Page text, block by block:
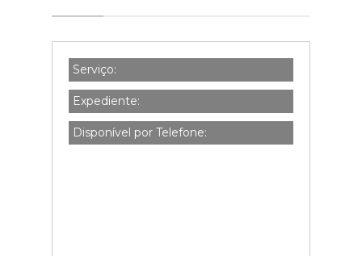
Serviço:
Expediente:
Disponível por Telefone: